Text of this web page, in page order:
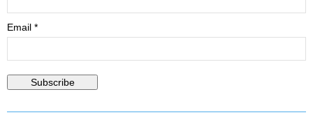
Email *